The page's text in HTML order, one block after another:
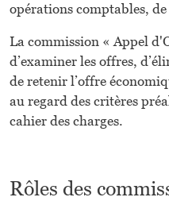
opérations comptables,
La commission « Appel
d’examiner les offres,
de retenir l’offre
au regard des critères
cahier des charges.
Rôles des